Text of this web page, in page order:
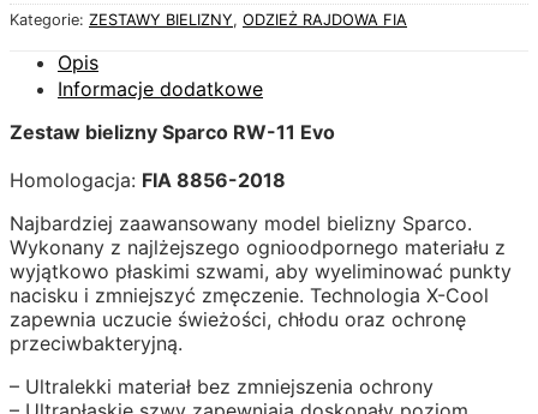
Kategorie: ZESTAWY BIELIZNY, ODZIEŻ RAJDOWA FIA
Opis
Informacje dodatkowe
Zestaw bielizny Sparco RW-11 Evo
Homologacja: FIA 8856-2018
Najbardziej zaawansowany model bielizny Sparco.
Wykonany z najlżejszego ognioodpornego materiału z
wyjątkowo płaskimi szwami, aby wyeliminować punkty
nacisku i zmniejszyć zmęczenie. Technologia X-Cool
zapewnia uczucie świeżości, chłodu oraz ochronę
przeciwbakteryjną.
– Ultralekki materiał bez zmniejszenia ochrony